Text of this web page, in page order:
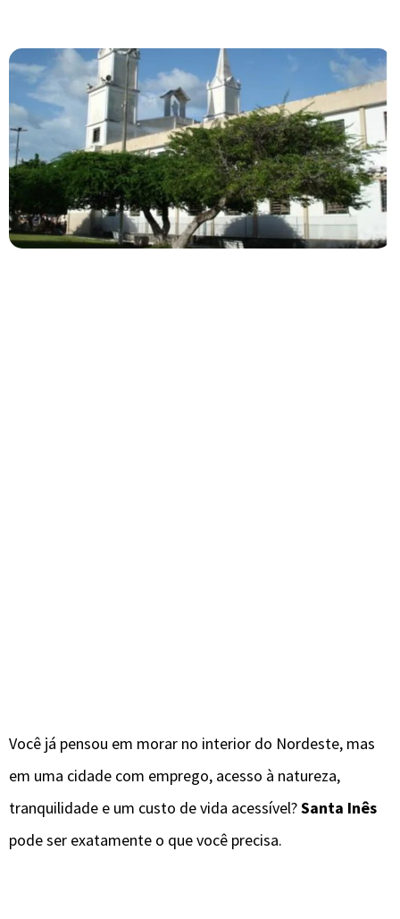
Você já pensou em morar no interior do Nordeste, mas
em uma cidade com emprego, acesso à natureza,
tranquilidade e um custo de vida acessível?Santa Inês
pode ser exatamente o que você precisa.